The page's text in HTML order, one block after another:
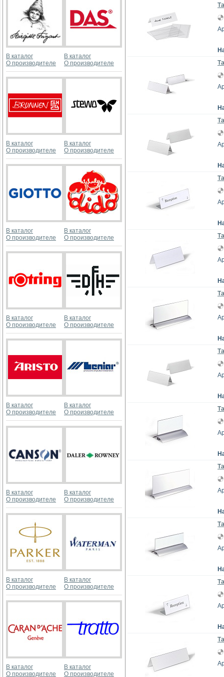
В каталог
О производителе
В каталог
О производителе
В каталог
О производителе
В каталог
О производителе
В каталог
О производителе
В каталог
О производителе
В каталог
О производителе
В каталог
О производителе
В каталог
О производителе
В каталог
О производителе
В каталог
О производителе
В каталог
О производителе
В каталог
О производителе
В каталог
О производителе
В каталог
О производителе
В каталог
О производителе